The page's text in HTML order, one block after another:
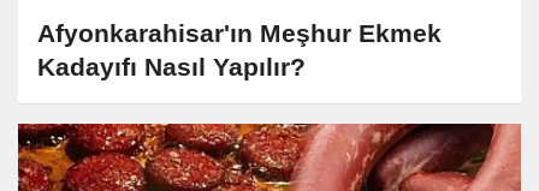
Afyonkarahisar'ın Meşhur Ekmek
Kadayıfı Nasıl Yapılır?